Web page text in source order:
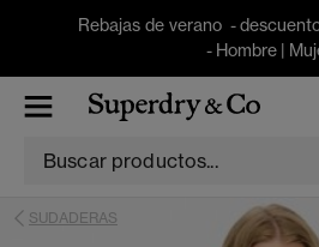
Rebajas de verano -
- Hombre|
SUDADERAS